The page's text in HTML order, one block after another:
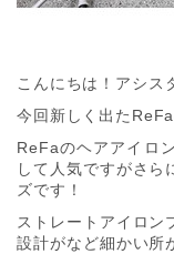
こんにちは！アシス
今回新しく出た
ReFaのヘアアイロ
して人気ですがさら
ズです！
ストレートアイロン
設計がなど細かい所